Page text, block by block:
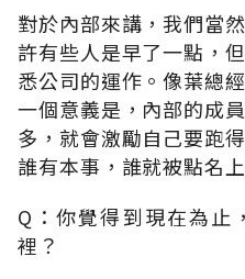
對於內部來講，我們當
許有些人是早了一點，
悉公司的運作。像葉總
一個意義是，內部的成
多，就會激勵自己要跑
誰有本事，誰就被點名
Q：你覺得到現在為止
裡？